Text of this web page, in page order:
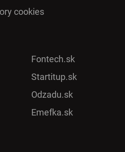
cookies
Fontech.sk
Startitup.sk
Odzadu.sk
Emefka.sk